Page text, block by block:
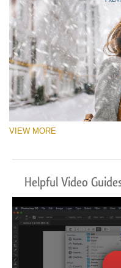
VIEW MORE
Helpful Video